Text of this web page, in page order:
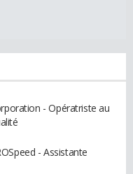
- Opératriste au
- Assistante